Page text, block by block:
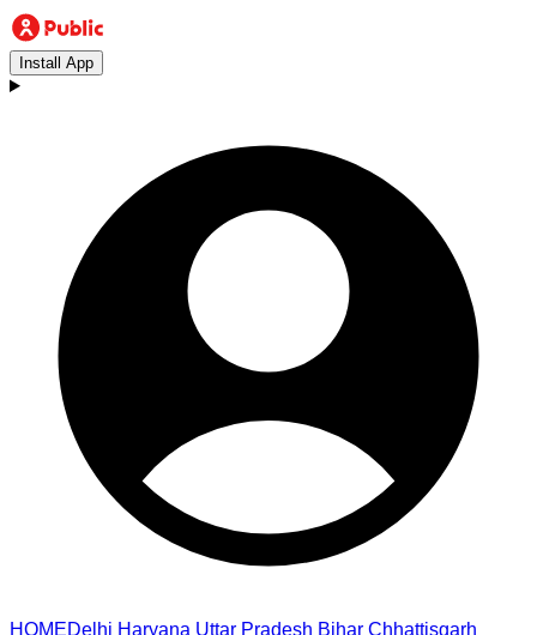
Install App
HOMEDelhi Haryana Uttar Pradesh Bihar Chhattisgarh